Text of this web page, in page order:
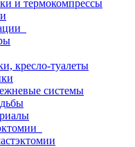
и термокомпрессы
кресло-туалеты
системы